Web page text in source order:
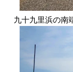
九十九里浜の南